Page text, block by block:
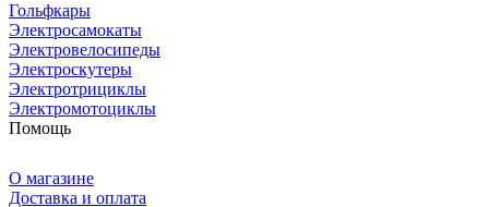
Гольфкары
Электросамокаты
Электровелосипеды
Электроскутеры
Электротрициклы
Электромотоциклы
Помощь
О магазине
Доставка и оплата